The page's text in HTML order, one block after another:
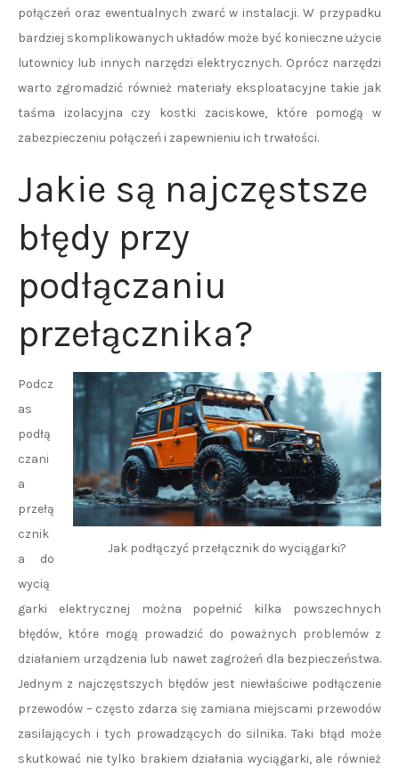
połączeń oraz ewentualnych zwarć w instalacji. W przypadku
bardziej skomplikowanych układów może być konieczne użycie
lutownicy lub innych narzędzi elektrycznych. Oprócz narzędzi
warto zgromadzić również materiały eksploatacyjne takie jak
taśma izolacyjna czy kostki zaciskowe, które pomogą w
zabezpieczeniu połączeń i zapewnieniu ich trwałości.
Jakie są najczęstsze
błędy przy
podłączaniu
przełącznika?
Jak podłączyć przełącznik do wyciągarki?
Podcz
as
podłą
czani
a
przełą
cznik
a do
wycią
garki elektrycznej można popełnić kilka powszechnych
błędów, które mogą prowadzić do poważnych problemów z
działaniem urządzenia lub nawet zagrożeń dla bezpieczeństwa.
Jednym z najczęstszych błędów jest niewłaściwe podłączenie
przewodów – często zdarza się zamiana miejscami przewodów
zasilających i tych prowadzących do silnika. Taki błąd może
skutkować nie tylko brakiem działania wyciągarki, ale również